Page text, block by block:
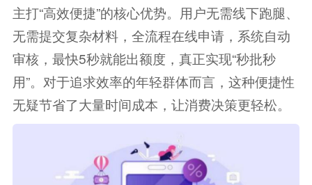
主打“高效便捷”的核心优势。用户无需线下跑腿、
无需提交复杂材料，全流程在线申请，系统自动
审核，最快5秒就能出额度，真正实现“秒批秒
用”。对于追求效率的年轻群体而言，这种便捷性
无疑节省了大量时间成本，让消费决策更轻松。